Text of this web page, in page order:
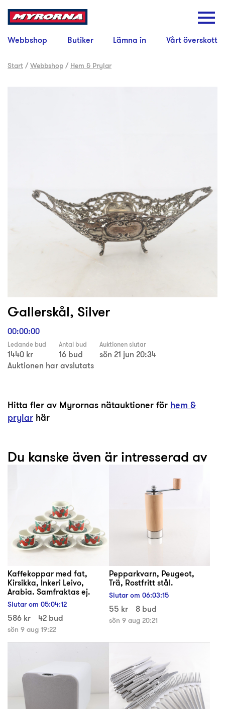
Webbshop Butiker Lämna in Vårt överskott
Start /Webbshop / Hem & Prylar
Gallerskål, Silver
00:00:00
Ledande bud
1440 kr
Antal bud
16 bud
Auktionen slutar
sön 21 jun 20:34
Auktionen har avslutats
Hitta fler av Myrornas nätauktioner för hem &
prylar här
Du kanske även är intresserad av
Kaffekoppar med fat,
Kirsikka, Inkeri Leivo,
Arabia. Samfraktas ej.
Slutar om 05:04:12
586 kr 42 bud
sön 9 aug 19:22
Pepparkvarn, Peugeot,
Trä, Rostfritt stål.
Slutar om 06:03:15
55 kr 8 bud
sön 9 aug 20:21